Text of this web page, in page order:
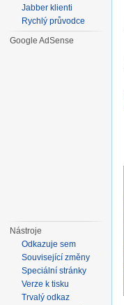
Jabber klienti
Rychlý průvodce
Google AdSense
Nástroje
Odkazuje sem
Související změny
Speciální stránky
Verze k tisku
Trvalý odkaz